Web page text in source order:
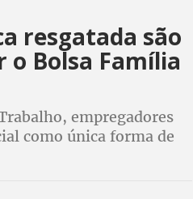
resgatada são
Bolsa Família
empregadores
como única forma de